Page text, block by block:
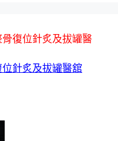
復位針炙及拔罐醫
針炙及拔罐醫舘